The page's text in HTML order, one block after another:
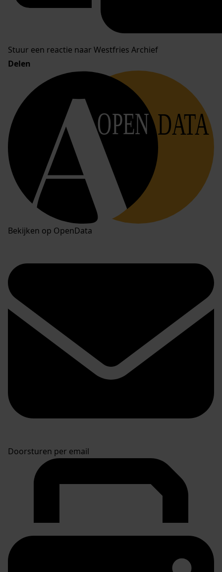
Stuur een reactie naar Westfries Archief
Delen
OPEN DATA
Bekijken op OpenData
Doorsturen per email